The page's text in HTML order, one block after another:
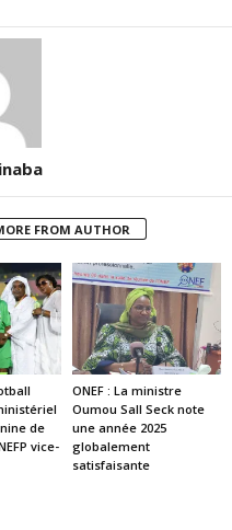
FROM AUTHOR
de
vice-
ONEF : La ministre
Oumou Sall Seck note
une année 2025
globalement
satisfaisante